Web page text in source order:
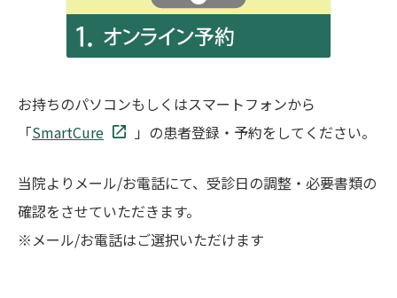
お持ちのパソコンもしくはスマートフォンから
「SmartCure 」の患者登録・予約をしてください。
当院よりメール/お電話にて、受診日の調整・必要書類の
確認をさせていただきます。
※メール/お電話はご選択いただけます